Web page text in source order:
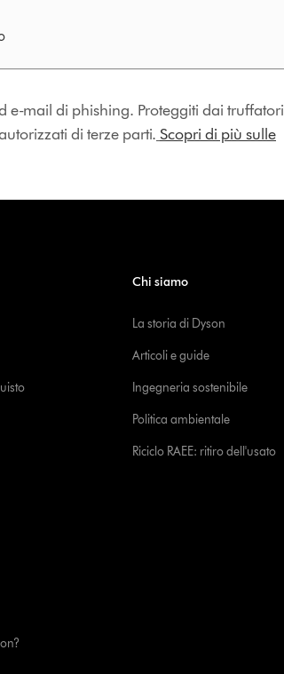
e-mail di phishing. Proteggiti dai truffatori
di terze parti. Scopri di più sulle
Chi siamo
La storia di Dyson
Articoli e guide
Ingegneria sostenibile
Politica ambientale
Riciclo RAEE: ritiro dell'usato